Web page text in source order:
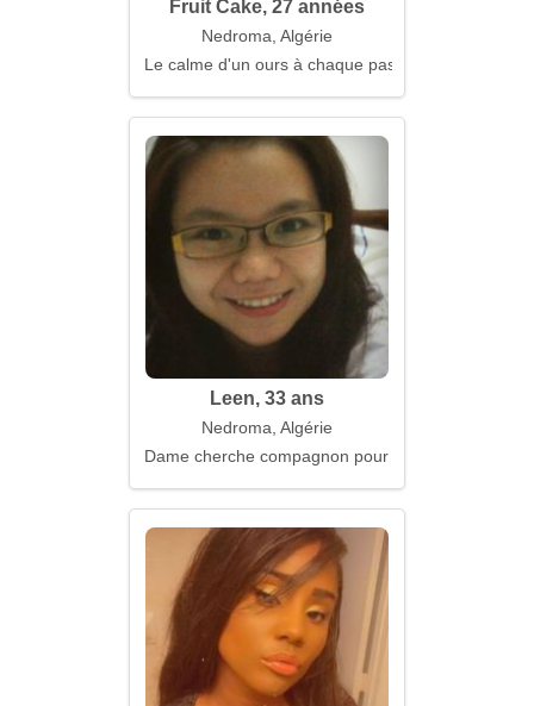
Fruit Cake, 27 années
Nedroma, Algérie
Le calme d'un ours à chaque pas
Leen, 33 ans
Nedroma, Algérie
Dame cherche compagnon pour de nombreuses